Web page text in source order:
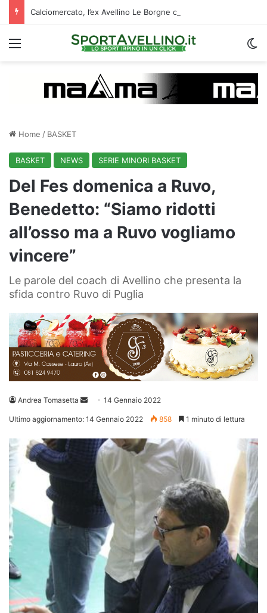
Menu
Home / BASKET
BASKET NEWS SERIE MINORI BASKET
Del Fes domenica a Ruvo,
Benedetto: “Siamo ridotti
all’osso ma a Ruvo vogliamo
vincere”
Le parole del coach di Avellino che presenta la
sfida contro Ruvo di Puglia
Andrea Tomasetta
Invia 14 Gennaio 2022
Ultimo aggiornamento: 14 Gennaio 2022 858 1 minuto di lettura